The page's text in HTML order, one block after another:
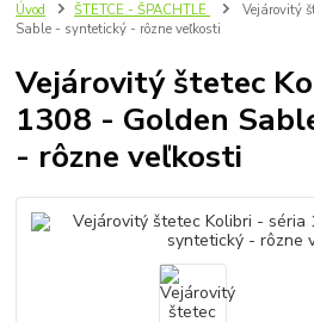
Úvod ŠTETCE - ŠPACHTLE
Vejárovitý
Sable - syntetický - rôzne veľkosti
Vejárovitý štetec
1308 - Golden
- rôzne veľkosti